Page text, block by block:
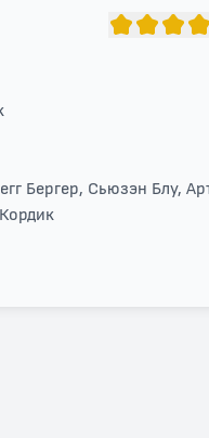
Бергер, Сьюзэн Блу,